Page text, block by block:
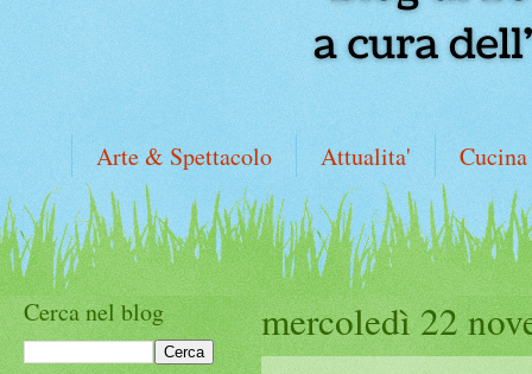
Arte & Spettacolo Attualita' Cucina
mercoledì 22
Cerca nel blog